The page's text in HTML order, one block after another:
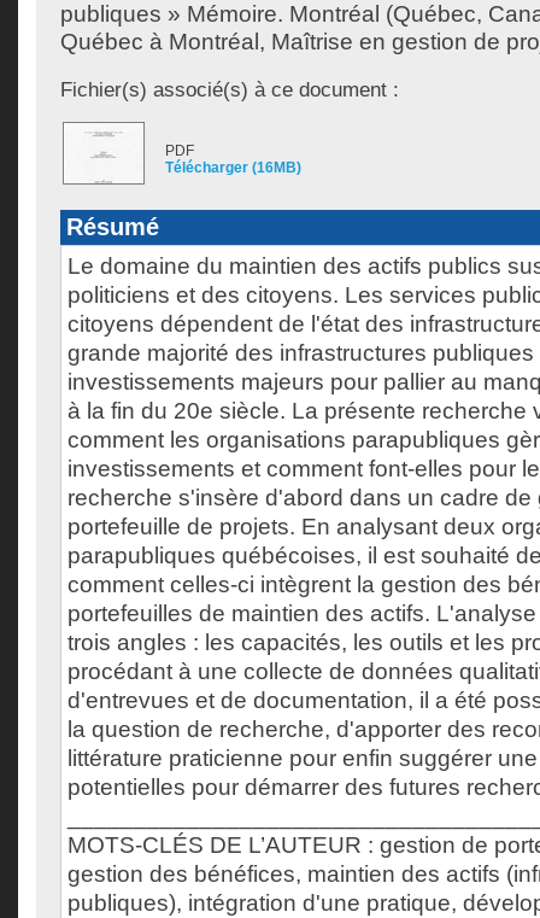
publiques » Mémoire. Montréal (Québec,
Québec à Montréal, Maîtrise en gestion de
Fichier(s) associé(s) à ce document :
PDF
Télécharger (16MB)
Résumé
Le domaine du maintien des actifs publics
politiciens et des citoyens. Les services
citoyens dépendent de l'état des
grande majorité des infrastructures
investissements majeurs pour pallier au
à la fin du 20e siècle. La présente recherche
comment les organisations parapubliques
investissements et comment font-elles pour
recherche s'insère d'abord dans un cadre de
portefeuille de projets. En analysant deux
parapubliques québécoises, il est souhaité
comment celles-ci intègrent la gestion des
portefeuilles de maintien des actifs.
trois angles : les capacités, les outils et les
procédant à une collecte de données
d'entrevues et de documentation, il a été
la question de recherche, d'apporter des
littérature praticienne pour enfin suggérer
potentielles pour démarrer des futures
MOTS-CLÉS DE L’AUTEUR : gestion de
gestion des bénéfices, maintien des actifs
publiques), intégration d'une pratique,